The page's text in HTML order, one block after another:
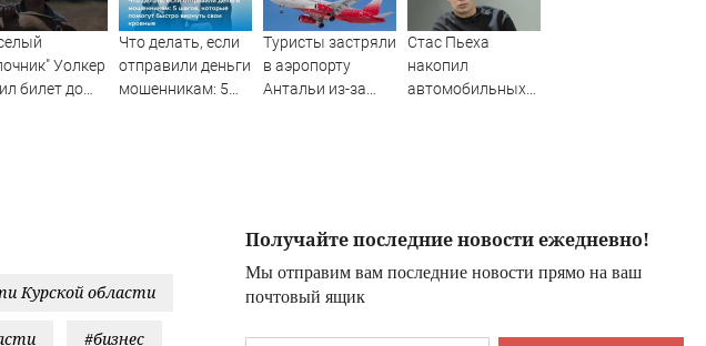
Уолкер
билет до
Что делать, если
отправили деньги
мошенникам: 5
Туристы застряли
в аэропорту
Антальи из-за
Стас Пьеха
накопил
автомобильных
Получайте последние новости ежедневно!
Мы отправим вам последние новости прямо на ваш
почтовый ящик
Курской области
#бизнес